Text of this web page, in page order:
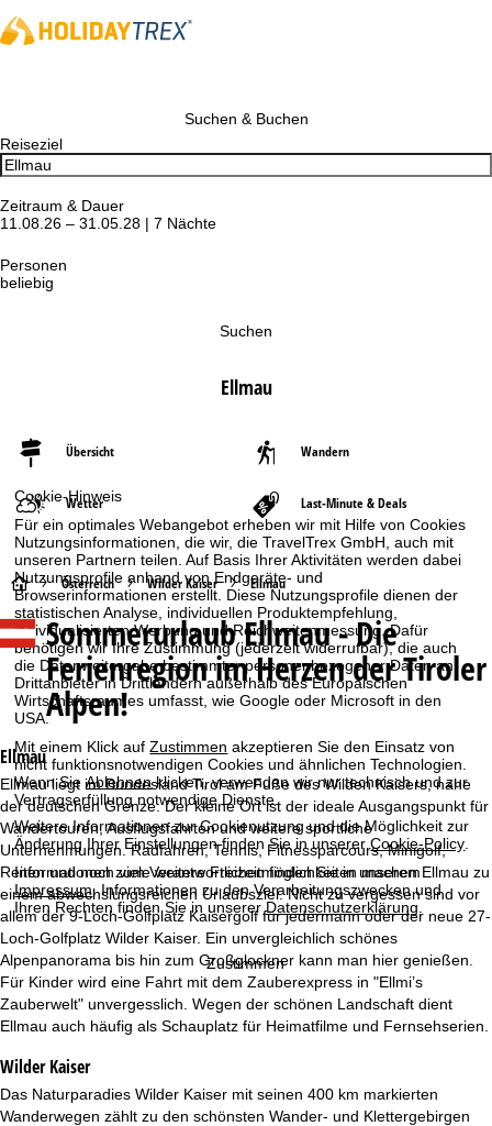
Cookie-Hinweis
Für ein optimales Webangebot erheben wir mit Hilfe von Cookies
Nutzungsinformationen, die wir, die TravelTrex GmbH, auch mit
unseren Partnern teilen. Auf Basis Ihrer Aktivitäten werden dabei
Nutzungsprofile anhand von Endgeräte- und
Browserinformationen erstellt. Diese Nutzungsprofile dienen der
statistischen Analyse, individuellen Produktempfehlung,
individualisierten Werbung und Reichweitenmessung. Dafür
benötigen wir Ihre Zustimmung (jederzeit widerrufbar), die auch
die Datenweitergabe bestimmter personenbezogener Daten an
Drittanbieter in Drittländern außerhalb des Europäischen
Wirtschaftsraumes umfasst, wie Google oder Microsoft in den
USA.
Mit einem Klick aufZustimmen akzeptieren Sie den Einsatz von
nicht funktionsnotwendigen Cookies und ähnlichen Technologien.
Wenn SieAblehnenklicken, verwenden wir nur technisch und zur
Vertragserfüllung notwendige Dienste.
Weitere Informationen zur Cookienutzung und die Möglichkeit zur
Änderung Ihrer Einstellungen finden Sie in unsererCookie-Policy.
Informationen zum Verantwortlichen finden Sie in unserem
Impressum. Informationen zu den Verarbeitungszwecken und
Ihren Rechten finden Sie in unsererDatenschutzerklärung.
Zustimmen
Suchen & Buchen
Reiseziel
Zeitraum & Dauer
11.08.26 – 31.05.28 | 7 Nächte
Personen
beliebig
Suchen
Ellmau
Übersicht Wandern
Wetter Last-Minute & Deals
S
t
a
r
t
s
e
i
t
e
Österreich Wilder Kaiser Ellmau
SommerurlaubEllmau - Die
Ferienregion im Herzen der Tiroler
Alpen!
Ellmau
Ellmau liegt im Bundesland Tirol am Fuße des Wilden Kaisers, nahe
der deutschen Grenze. Der kleine Ort ist der ideale Ausgangspunkt für
Wandertouren, Ausflugsfahrten und weitere sportliche
Unternehmungen. Radfahren, Tennis, Fitnessparcours, Minigolf,
Reiten und noch viele weitere Freizeitmöglichkeiten machen Ellmau zu
einem abwechslungsreichen Urlaubsziel. Nicht zu vergessen sind vor
allem der 9-Loch-Golfplatz Kaisergolf für jedermann oder der neue 27-
Loch-Golfplatz Wilder Kaiser. Ein unvergleichlich schönes
Alpenpanorama bis hin zum Großglockner kann man hier genießen.
Für Kinder wird eine Fahrt mit dem Zauberexpress in "Ellmi’s
Zauberwelt" unvergesslich. Wegen der schönen Landschaft dient
Ellmau auch häufig als Schauplatz für Heimatfilme und Fernsehserien.
Wilder Kaiser
Das Naturparadies Wilder Kaiser mit seinen 400 km markierten
Wanderwegen zählt zu den schönsten Wander- und Klettergebirgen